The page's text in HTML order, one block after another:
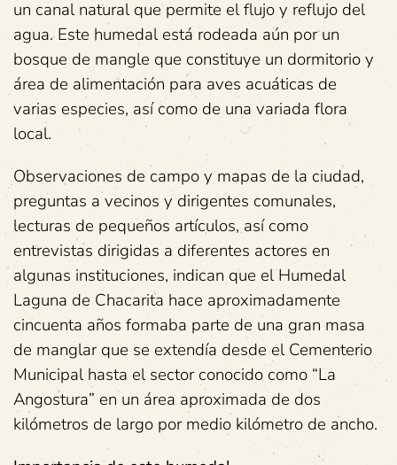
un canal natural que permite el flujo y reflujo del
agua. Este humedal está rodeada aún por un
bosque de mangle que constituye un dormitorio y
área de alimentación para aves acuáticas de
varias especies, así como de una variada flora
local.
Observaciones de campo y mapas de la ciudad,
preguntas a vecinos y dirigentes comunales,
lecturas de pequeños artículos, así como
entrevistas dirigidas a diferentes actores en
algunas instituciones, indican que el Humedal
Laguna de Chacarita hace aproximadamente
cincuenta años formaba parte de una gran masa
de manglar que se extendía desde el Cementerio
Municipal hasta el sector conocido como “La
Angostura” en un área aproximada de dos
kilómetros de largo por medio kilómetro de ancho.